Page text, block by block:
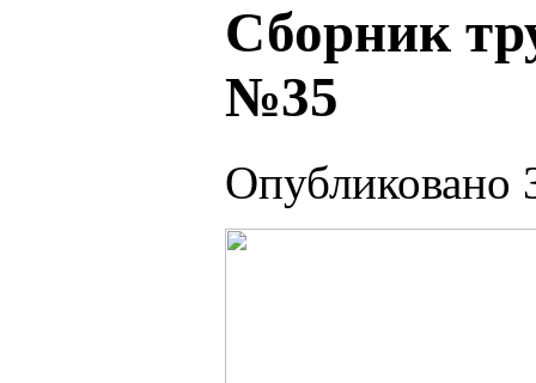
Сборник
№35
Опубликовано